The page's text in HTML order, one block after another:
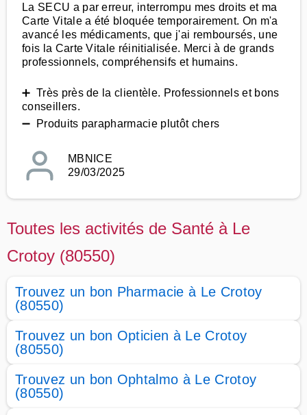
La SECU a par erreur, interrompu mes droits et ma
Carte Vitale a été bloquée temporairement. On m'a
avancé les médicaments, que j'ai remboursés, une
fois la Carte Vitale réinitialisée. Merci à de grands
professionnels, compréhensifs et humains.
➕ Très près de la clientèle. Professionnels et bons
conseillers.
➖ Produits parapharmacie plutôt chers
MBNICE
29/03/2025
Toutes les activités de Santé à Le
Crotoy (80550)
Trouvez un bon Pharmacie à Le Crotoy
(80550)
Trouvez un bon Opticien à Le Crotoy
(80550)
Trouvez un bon Ophtalmo à Le Crotoy
(80550)